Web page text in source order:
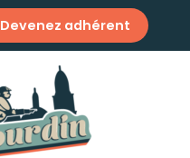
Devenez adhérent